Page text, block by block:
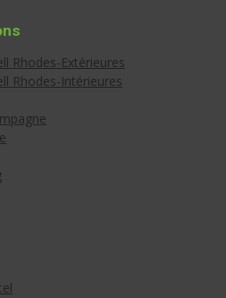
Rhodes-Extérieures
Rhodes-Intérieures